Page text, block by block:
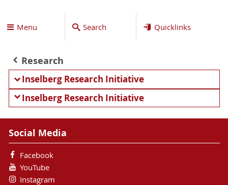
Menu Search Quicklinks
Research
Inselberg Research Initiative
Inselberg Research Initiative
Social Media
Facebook
YouTube
Instagram